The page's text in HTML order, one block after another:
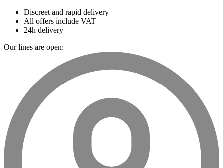
Discreet and rapid delivery
All offers include VAT
24h delivery
Our lines are open: